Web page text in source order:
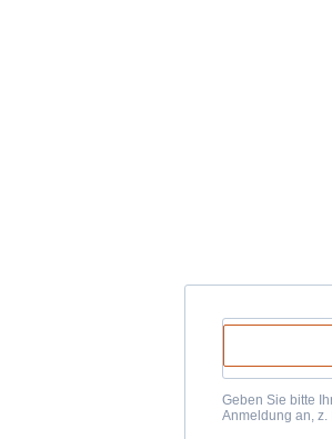
Geben Sie bitte
Anmeldung an, z.